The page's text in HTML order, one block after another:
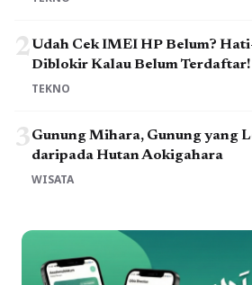
2Udah Cek IMEI HP Belum?
Diblokir Kalau Belum Terdaftar!
TEKNO
3Gunung Mihara, Gunung yang
daripada Hutan Aokigahara
WISATA